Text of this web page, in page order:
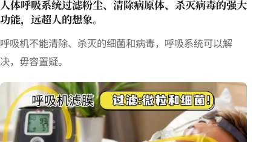
人体呼吸系统过滤粉尘、清除病原体、杀灭病毒的强大
功能，远超人的想象。
呼吸机不能清除、杀灭的细菌和病毒，呼吸系统可以解
决，毋容置疑。